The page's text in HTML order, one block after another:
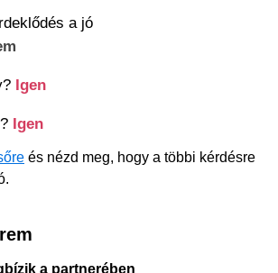
a jó
Igen
Igen
és nézd meg, hogy a többi kérdésre
a partnerében